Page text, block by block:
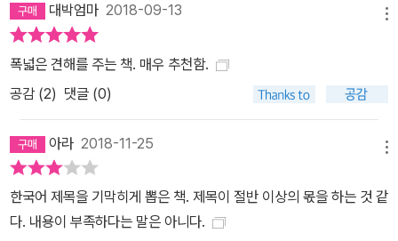
폭력'에 대해 제대로 알지 못하는 것은 마찬가지였다. 남학생들의 성
적 행동을 묻는 설문조사에서 '강간'이라는 직접적 용어를 사용하지
않고 "여성이 원하지 않은 상황에서 협박을 하거나 어느 정도의 신체
적 위력을 사용하여 성관계를 맺은 경험이 있습니까?"와 같이 질문했
답변했다. 즉 여성을 강간했거나 강간하려고 시도한 적이 있는 것으
로 나타난 것이다. 그리고 대부분의 가해 남성은 피해 여성과 친분이
있었던(84%) 것으로 드러났다. 그러나 가해 남성들이 언급한 사건
중 실제로 경찰로 신고 된 경우는 2%에 불과했다. "두 남자 모두 무
대박엄마 2018-09-13
폭넓은 견해를 주는 책. 매우 추천함.
공감 (2) 댓글 (0)
아라 2018-11-25
한국어 제목을 기막히게 뽑은 책. 제목이 절반 이상의 몫을 하는 것 같
다. 내용이 부족하다는 말은 아니다.